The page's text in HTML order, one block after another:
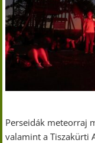
Perseidák meteorraj
valamint a Tiszakürti